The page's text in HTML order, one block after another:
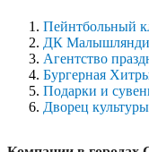
Пейнтбольный
ДК
Агентство
Бургерная
Подарки и
Дворец